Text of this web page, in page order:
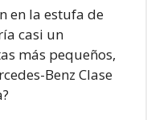
en la estufa de
casi un
más pequeños,
Benz Clase